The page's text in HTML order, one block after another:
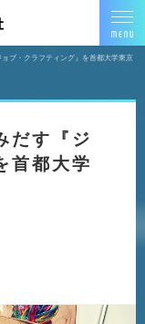
ブ・クラフティング』を首都大学東京
だす『ジ
首都大学